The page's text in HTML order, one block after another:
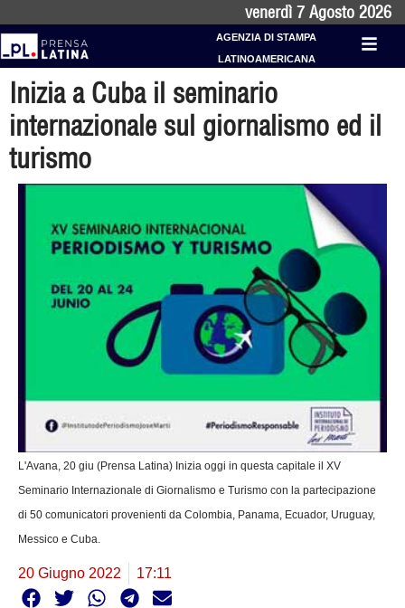
venerdì 7 Agosto 2026
AGENZIA DI STAMPA
LATINOAMERICANA
Inizia a Cuba il seminario
internazionale sul giornalismo ed il
turismo
L'Avana, 20 giu (Prensa Latina) Inizia oggi in questa capitale il XV
Seminario Internazionale di Giornalismo e Turismo con la partecipazione
di 50 comunicatori provenienti da Colombia, Panama, Ecuador, Uruguay,
Messico e Cuba.
20 Giugno 2022 17:11